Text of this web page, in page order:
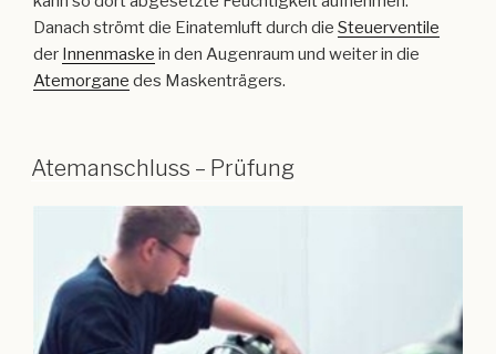
Danach strömt die Einatemluft durch die Steuerventile
der Innenmaske in den Augenraum und weiter in die
Atemorgane des Maskenträgers.
Atemanschluss – Prüfung